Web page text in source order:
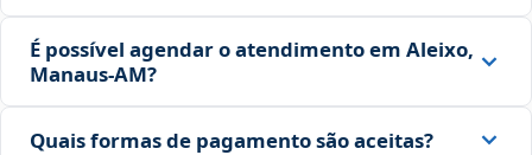
É possível agendar o atendimento em Aleixo,
Manaus‑AM?
Quais formas de pagamento são aceitas?